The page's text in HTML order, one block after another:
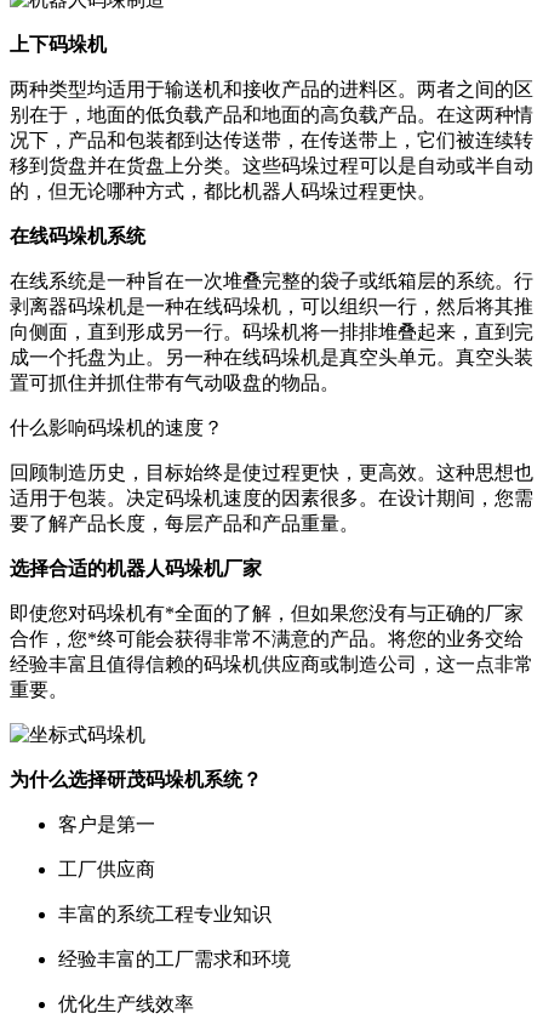
上下码垛机
两种类型均适用于输送机和接收产品的进料区。两者之间的区
别在于，地面的低负载产品和地面的高负载产品。在这两种情
况下，产品和包装都到达传送带，在传送带上，它们被连续转
移到货盘并在货盘上分类。这些码垛过程可以是自动或半自动
的，但无论哪种方式，都比机器人码垛过程更快。
在线码垛机系统
在线系统是一种旨在一次堆叠完整的袋子或纸箱层的系统。行
剥离器码垛机是一种在线码垛机，可以组织一行，然后将其推
向侧面，直到形成另一行。码垛机将一排排堆叠起来，直到完
成一个托盘为止。另一种在线码垛机是真空头单元。真空头装
置可抓住并抓住带有气动吸盘的物品。
什么影响码垛机的速度？
回顾制造历史，目标始终是使过程更快，更高效。这种思想也
适用于包装。决定码垛机速度的因素很多。在设计期间，您需
要了解产品长度，每层产品和产品重量。
选择合适的机器人码垛机厂家
即使您对码垛机有*全面的了解，但如果您没有与正确的厂家
合作，您*终可能会获得非常不满意的产品。将您的业务交给
经验丰富且值得信赖的码垛机供应商或制造公司，这一点非常
重要。
为什么选择研茂码垛机系统？
客户是第一
工厂供应商
丰富的系统工程专业知识
经验丰富的工厂需求和环境
优化生产线效率